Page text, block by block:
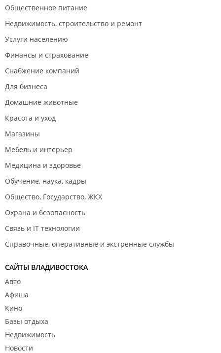
Общественное питание
Недвижимость, строительство и ремонт
Услуги населению
Финансы и страхование
Снабжение компаний
Для бизнеса
Домашние животные
Красота и уход
Магазины
Мебель и интерьер
Медицина и здоровье
Обучение, наука, кадры
Общество, Государство, ЖКХ
Охрана и безопасность
Связь и IT технологии
Справочные, оперативные и экстренные службы
САЙТЫ ВЛАДИВОСТОКА
Авто
Афиша
Кино
Базы отдыха
Недвижимость
Новости